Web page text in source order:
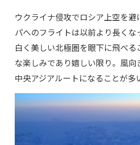
ウクライナ侵攻でロシア上空を避
パへのフライトは以前より長くな
白く美しい北極圏を眼下に飛べる
な楽しみであり嬉しい限り。風
中央アジアルートになることが多